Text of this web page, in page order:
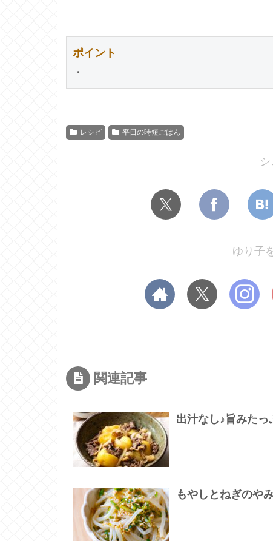
ポイント
・
レシピ 平日の時短ごはん
ゆり子
関連記事
出汁なし♪旨みたっ
もやしとねぎのや